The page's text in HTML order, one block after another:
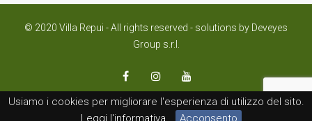
Usiamo i cookies per migliorare l'esperienza di utilizzo del sito.
Leggi l'informativa
Acconsento
© 2020 Villa Repui - All rights reserved - solutions by Deveyes
Group s.r.l.
Italiano